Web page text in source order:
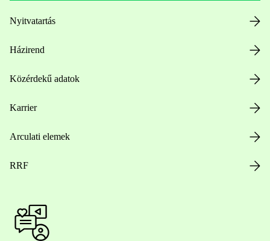
Nyitvatartás
Házirend
Közérdekű adatok
Karrier
Arculati elemek
RRF